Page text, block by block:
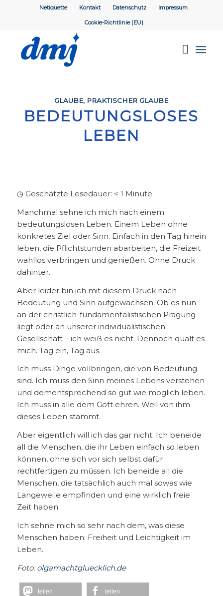
Netiquette Kontakt Datenschutz Impressum
Cookie-Richtlinie (EU)
GLAUBE, PRAKTISCHER GLAUBE
BEDEUTUNGSLOSES
LEBEN
◷ Geschätzte Lesedauer: < 1 Minute
Manchmal sehne ich mich nach einem
bedeutungslosen Leben. Einem Leben ohne
konkretes Ziel oder Sinn. Einfach in den Tag hinein
leben, die Pflichtstunden abarbeiten, die Freizeit
wahllos verbringen und genießen. Ohne Druck
dahinter.
Aber leider bin ich mit diesem Druck nach
Bedeutung und Sinn aufgewachsen. Ob es nun
an der christlich-fundamentalistischen Prägung
liegt oder an unserer individualistischen
Gesellschaft – ich weiß es nicht. Dennoch quält es
mich. Tag ein, Tag aus.
Ich muss Dinge vollbringen, die von Bedeutung
sind. Ich muss den Sinn meines Lebens verstehen
und dementsprechend so gut wie möglich leben.
Ich muss in alle dem Gott ehren. Weil von ihm
dieses Leben stammt.
Aber eigentlich will ich das gar nicht. Ich beneide
all die Menschen, die ihr Leben einfach so leben
können, ohne sich vor sich selbst dafür
rechtfertigen zu müssen. Ich beneide all die
Menschen, die tatsächlich auch mal sowas wie
Langeweile empfinden und eine wirklich freie
Zeit haben.
Ich sehne mich so sehr nach dem, was diese
Menschen haben: Freiheit und Leichtigkeit im
Leben.
Foto: olgamachtgluecklich.de
teilen teilen